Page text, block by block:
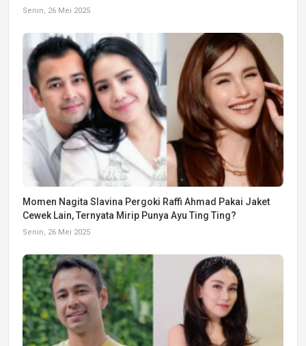
Senin, 26 Mei 2025
Momen Nagita Slavina Pergoki Raffi Ahmad Pakai Jaket
Cewek Lain, Ternyata Mirip Punya Ayu Ting Ting?
Senin, 26 Mei 2025